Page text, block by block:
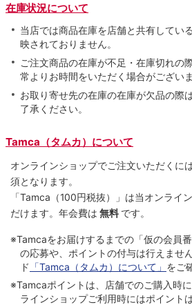
在庫状況について
当店では商品在庫を店舗と共有してい
映されておりません。
ご注文商品の在庫が不足・在庫切れの
常よりお時間をいただく場合がございま
お取り寄せ先の在庫の在庫が欠品の際
了承ください。
Tamca（タムカ）について
オンラインショップでご注⽂いただくに
須となります。
「Tamca （100円税抜）
」は当オンライ
だけます。 年会費は 無料 です。
※Tamcaをお届けするまでの「仮の会員
の応募や、ポイントの付与は⾏えませ
ド 「Tamca（タムカ）について」 をご
※Tamcaポイントは、店舗でのご購⼊時
ラインショップご利用時にはポイント